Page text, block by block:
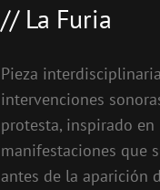
// La Furia
Pieza
intervenciones
protesta, inspirado
manifestaciones que
antes de la aparición